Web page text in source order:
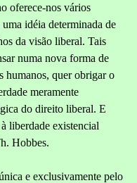
oferece-nos vários
idéia determinada de
da visão liberal. Tais
numa nova forma de
humanos, quer obrigar o
meramente
do direito liberal. E
liberdade existencial
Hobbes.
e exclusivamente pelo